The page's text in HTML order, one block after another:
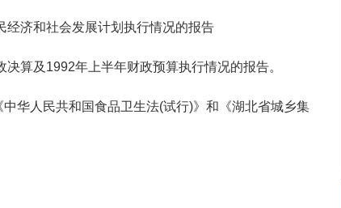
经济和社会发展计划执行情况的报告
算及1992年上半年财政预算执行情况的报告。
华人民共和国食品卫生法(试行)》和《湖北省城乡集